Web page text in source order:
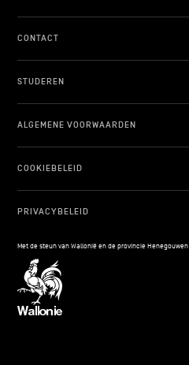
CONTACT
STUDEREN
ALGEMENE VOORWAARDEN
COOKIEBELEID
PRIVACYBELEID
Met de steun van Wallonië en de provincie Henegouwen